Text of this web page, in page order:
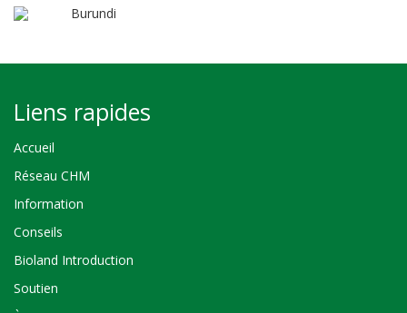
Burundi
Liens rapides
Accueil
Réseau CHM
Information
Conseils
Bioland Introduction
Soutien